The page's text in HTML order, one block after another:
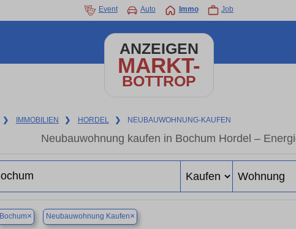
Event Auto Immo Job
ANZEIGEN
MARKT-
BOTTROP
❯ IMMOBILIEN ❯ HORDEL ❯ NEUBAUWOHNUNG-KAUFEN
Neubauwohnung kaufen in Bochum Hordel –
Bochum× Neubauwohnung Kaufen×